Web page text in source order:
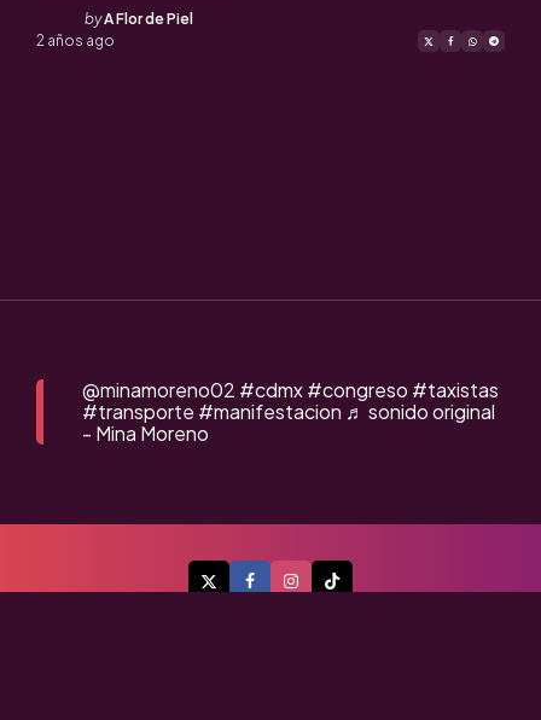
Posted
by
byA Flor de Piel
2 años ago
@minamoreno02 #cdmx#congreso #taxistas
#transporte #manifestacion ♬ sonido original
- Mina Moreno